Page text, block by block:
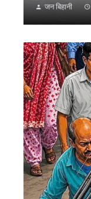
जन बिहानी